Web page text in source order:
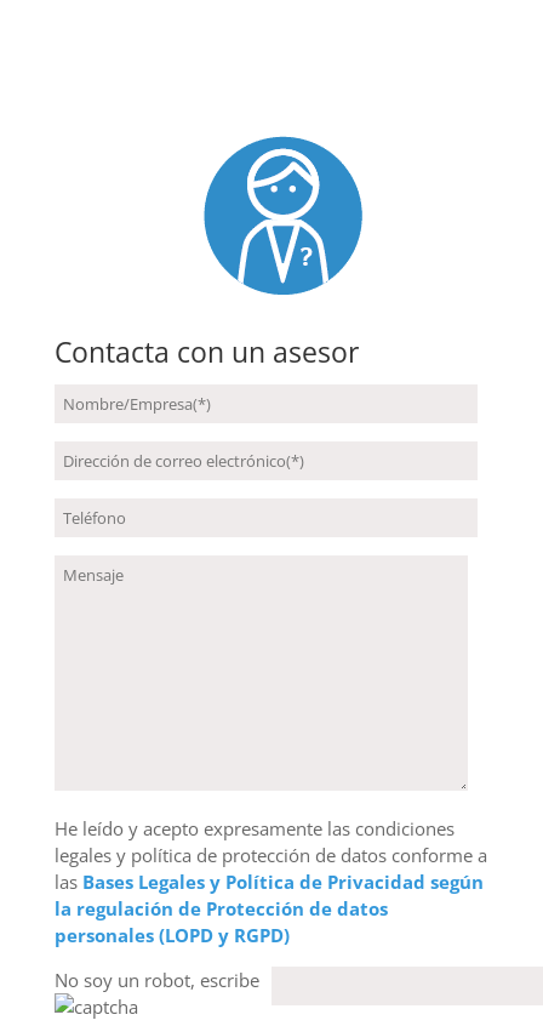
Contacta con un asesor
He leído y acepto expresamente las condiciones
legales y política de protección de datos conforme a
las Bases Legales y Política de Privacidad según
la regulación de Protección de datos
personales (LOPD y RGPD)
No soy un robot, escribe